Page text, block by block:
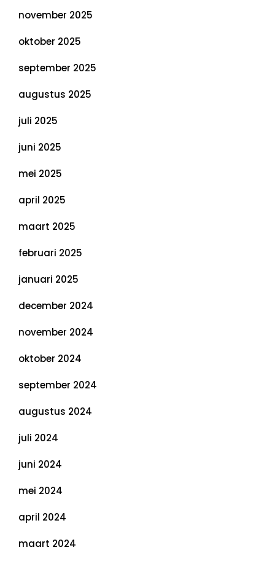
november 2025
oktober 2025
september 2025
augustus 2025
juli 2025
juni 2025
mei 2025
april 2025
maart 2025
februari 2025
januari 2025
december 2024
november 2024
oktober 2024
september 2024
augustus 2024
juli 2024
juni 2024
mei 2024
april 2024
maart 2024